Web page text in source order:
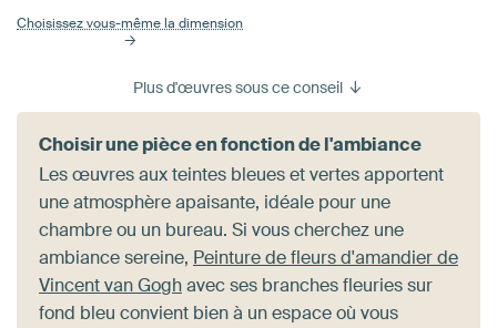
Choisissez vous-même la dimension
Plus d'œuvres sous ce conseil
Choisir une pièce en fonction de l'ambiance
Les œuvres aux teintes bleues et vertes apportent
une atmosphère apaisante, idéale pour une
chambre ou un bureau. Si vous cherchez une
ambiance sereine, Peinture de fleurs d'amandier de
Vincent van Goghavec ses branches fleuries sur
fond bleu convient bien à un espace où vous